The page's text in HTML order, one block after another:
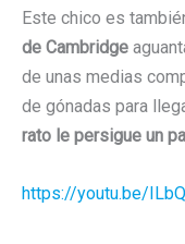
Este chico es
de Cambridge
de unas medias
de gónadas para
rato le persigue un
https://youtu.be/